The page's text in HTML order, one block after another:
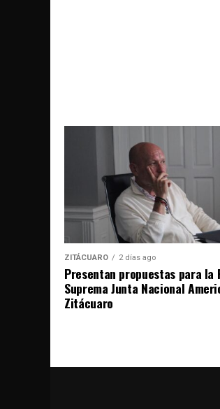
ZITÁCUARO 2 días ago
Presentan propuestas para la
Suprema Junta Nacional
Zitácuaro